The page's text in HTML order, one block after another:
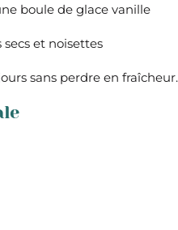
boule de glace vanille
secs et noisettes
sans perdre en fraîcheur.